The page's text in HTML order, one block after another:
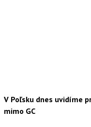
V Poľsku dnes uvidíme
mimo GC